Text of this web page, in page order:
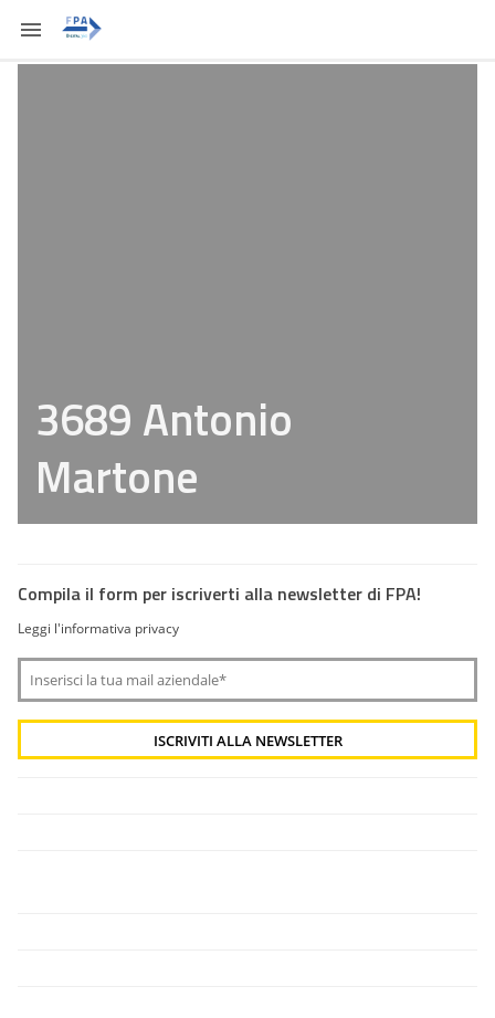
3689 Antonio
Martone
Compila il form per iscriverti alla newsletter di FPA!
Leggi l'informativa privacy